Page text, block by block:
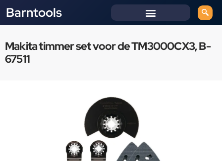
Barntools
Makita timmer set voor de TM3000CX3, B-
67511